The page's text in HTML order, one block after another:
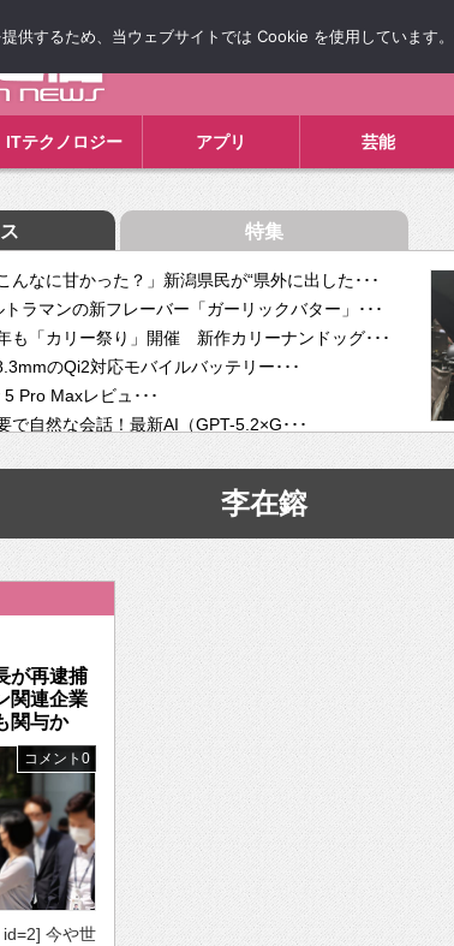
ITテクノロジー アプリ 芸能
特集
んなに甘かった？」新潟県民が“県外に出した･･･
ラマンの新フレーバー「ガーリックバター」･･･
も「カリー祭り」開催 新作カリーナンドッグ･･･
のQi2対応モバイルバッテリー･･･
Pro Maxレビュ･･･
で自然な会話！最新AI（GPT-5.2×G･･･
生産性】VITURE Luma Ultra･･･
突破。ジャストシステム、”自分が今話し･･･
ンは「自分で作って、想いを渡す」 TE･･･
李在鎔
が再逮捕
関連企業
関与か
コメント0
今や世
供するため、当ウェブサイトでは Cookie を使用しています